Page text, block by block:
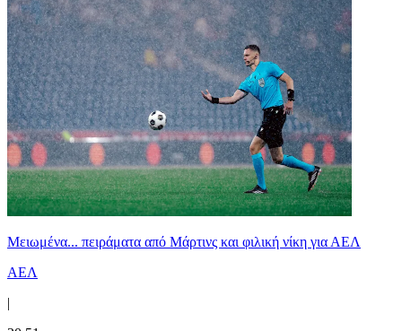
Μειωμένα... πειράματα από Μάρτινς και φιλική νίκη για ΑΕΛ
ΑΕΛ
|